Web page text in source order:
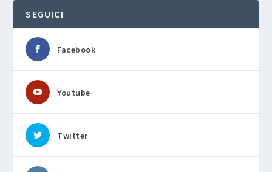
SEGUICI
Facebook
Youtube
Twitter